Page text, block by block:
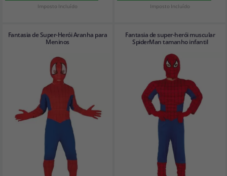
Imposto Incluído Imposto Incluído
Fantasia de Super-Herói Aranha para
Meninos
Fantasia de super-herói muscular
SpiderMan tamanho infantil